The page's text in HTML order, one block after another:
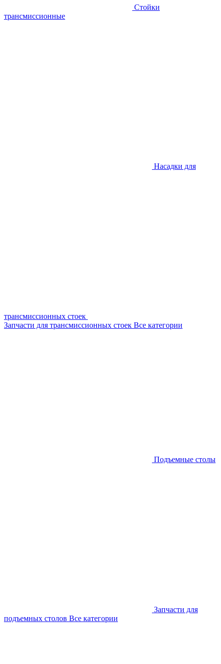
Стойки
трансмиссионные
Насадки для
трансмиссионных стоек
Запчасти для трансмиссионных стоек Все категории
Подъемные столы
Запчасти для
подъемных столов Все категории